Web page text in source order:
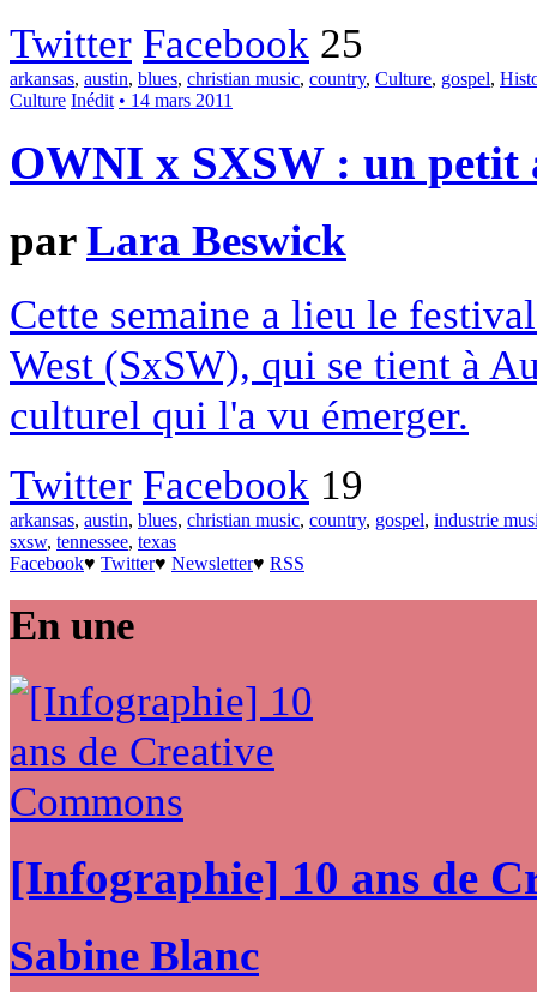
Twitter Facebook 25
arkansas, austin, blues, christian music, country, Culture, gospel,
Culture Inédit • 14 mars 2011
OWNI x SXSW : un petit
parLara Beswick
Cette semaine a lieu le
West (SxSW), qui se tient à
culturel qui l'a vu émerger.
Twitter Facebook 19
arkansas, austin, blues, christian music, country, gospel, industrie
sxsw, tennessee, texas
Facebook♥ Twitter♥ Newsletter♥ RSS
En une
[Infographie] 10 ans de
Sabine Blanc